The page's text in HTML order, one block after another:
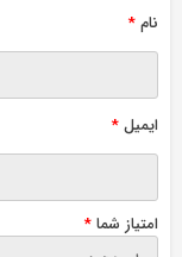
نام*
ایمیل*
امتیاز شما*